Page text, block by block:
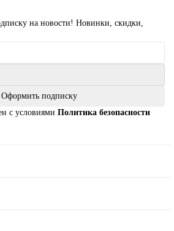
на новости! Новинки, скидки,
Оформить подписку
с условиями Политика безопасности